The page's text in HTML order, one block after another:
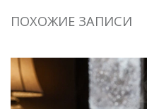
ПОХОЖИЕ ЗАПИСИ